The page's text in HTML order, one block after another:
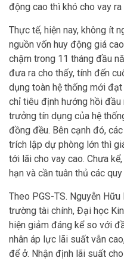
động cao thì khó cho vay ra
Thực tế, hiện nay, không ít
nguồn vốn huy động giá
chậm trong 11 tháng đầu
đưa ra cho thấy, tính đến
dụng toàn hệ thống mới
chỉ tiêu định hướng hồi
trưởng tín dụng của hệ
đồng đều. Bên cạnh đó,
trích lập dự phòng lớn thì
tới lãi cho vay cao. Chưa
hạn và cần tuân thủ các
Theo PGS-TS. Nguyễn
trường tài chính, Đại học
hiện giảm đáng kể so với
nhân áp lực lãi suất vẫn
để ở. Nhận định lãi suất